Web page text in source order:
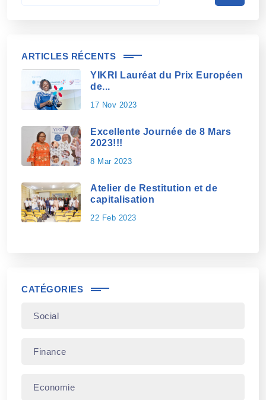
ARTICLES RÉCENTS
YIKRI Lauréat du Prix Européen
de...
17 Nov 2023
Excellente Journée de 8 Mars
2023!!!
8 Mar 2023
Atelier de Restitution et de
capitalisation
22 Feb 2023
CATÉGORIES
Social
Finance
Economie